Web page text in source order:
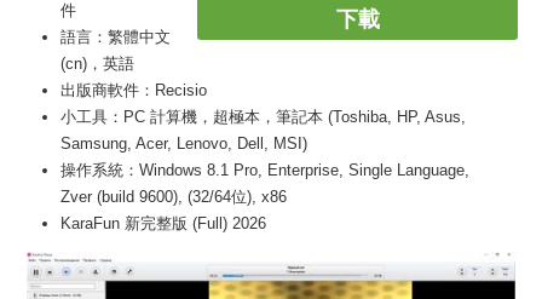
下載
件
語言：繁體中文
(cn)，英語
出版商軟件：Recisio
小工具：PC 計算機，超極本，筆記本 (Toshiba, HP, Asus,
Samsung, Acer, Lenovo, Dell, MSI)
操作系統：Windows 8.1 Pro, Enterprise, Single Language,
Zver (build 9600), (32/64位), x86
KaraFun 新完整版 (Full) 2026